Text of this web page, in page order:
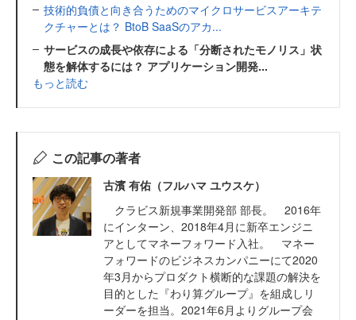
技術的負債と向き合うためのマイクロサービスアーキテ
クチャーとは？ BtoB SaaSのアカ...
サービスの成長や依存による「分断されたモノリス」状
態を解体するには？ アプリケーション開発...
もっと読む
この記事の著者
古濱 有佑（フルハマ ユウスケ）
クラビス新規事業開発部 部長。 2016年
にインターン、2018年4月に新卒エンジニ
アとしてマネーフォワード入社。 マネー
フォワードのビジネスカンパニーにて2020
年3月からプロダクト横断的な課題の解決を
目的とした『わり算グループ』を組成しリ
ーダーを担当。2021年6月よりグループ会